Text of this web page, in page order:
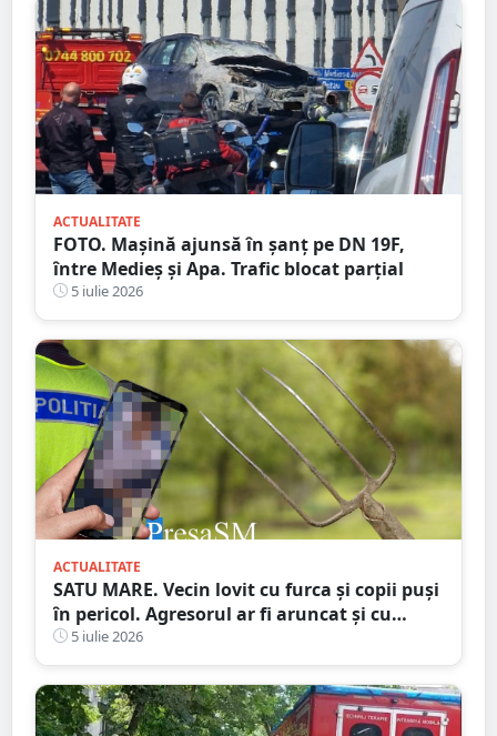
ACTUALITATE
FOTO. Mașină ajunsă în șanț pe DN 19F,
între Medieș și Apa. Trafic blocat parțial
5 iulie 2026
ACTUALITATE
SATU MARE. Vecin lovit cu furca și copii puși
în pericol. Agresorul ar fi aruncat și cu
bolovani în curtea familiei
5 iulie 2026